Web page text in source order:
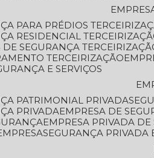
PARA PRÉDIOS
RESIDENCIAL
DE SEGURANÇA
TERCEIRIZAÇÃO
E SERVIÇOS
PATRIMONIAL PRIVADA
PRIVADA
EMPRESA DE
EMPRESA PRIVADA
SEGURANÇA PRIVADA